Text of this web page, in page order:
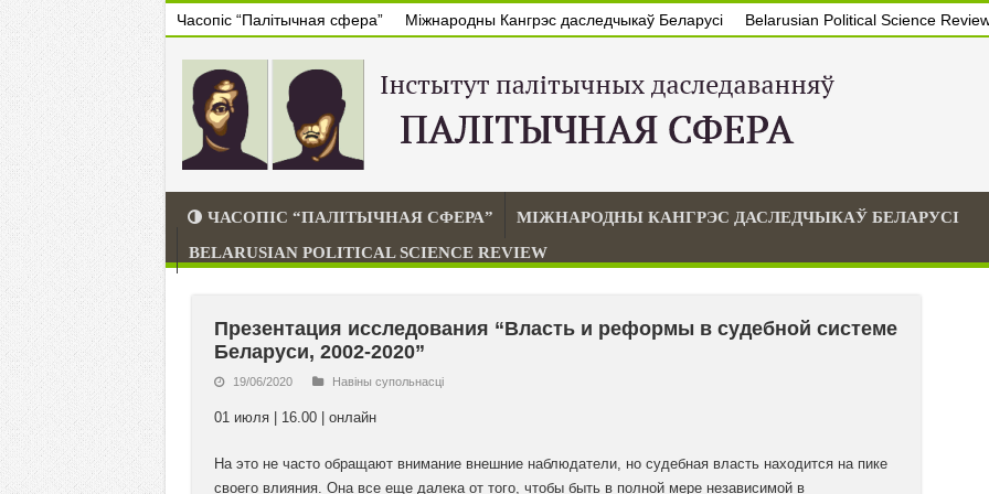
Часопіс “Палітычная сфера” Міжнародны Кангрэс даследчыкаў Беларусі Belarusian Political Science
ЧАСОПІС “ПАЛІТЫЧНАЯ СФЕРА”
МІЖНАРОДНЫ КАНГРЭС ДАСЛЕДЧЫКАЎ БЕЛАРУСІ
BELARUSIAN POLITICAL SCIENCE REVIEW
Презентация исследования “Власть и реформы в судебной системе
Беларуси, 2002-2020”
19/06/2020 Навiны супольнасцi
01 июля | 16.00 | онлайн
На это не часто обращают внимание внешние наблюдатели, но судебная власть находится на пике
своего влияния. Она все еще далека от того, чтобы быть в полной мере независимой в